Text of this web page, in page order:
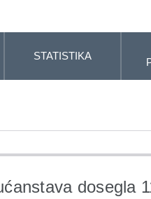
STATISTIKA
dosegla